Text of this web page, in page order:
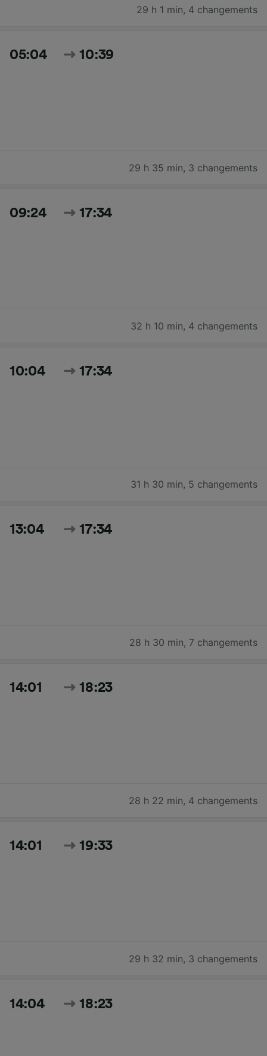
29 h 1 min, 4 changements
05:04 10:39
29 h 35 min, 3 changements
09:24 17:34
32 h 10 min, 4 changements
10:04 17:34
31 h 30 min, 5 changements
13:04 17:34
28 h 30 min, 7 changements
14:01 18:23
28 h 22 min, 4 changements
14:01 19:33
29 h 32 min, 3 changements
14:04 18:23